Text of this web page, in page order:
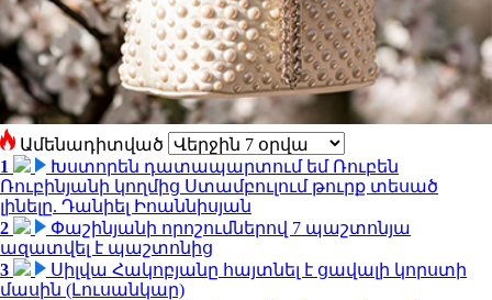
Ամենադիտված
1
Խստորեն դատապարտում եմ Ռուբեն
Ռուբինյանի կողմից Ստամբուլում թուրք տեսած
լինելը. Դանիել Իոաննիսյան
2
Փաշինյանի որոշումներով 7 պաշտոնյա
ազատվել է պաշտոնից
3
Սիլվա Հակոբյանը հայտնել է ցավալի կորստի
մասին (Լուսանկար)